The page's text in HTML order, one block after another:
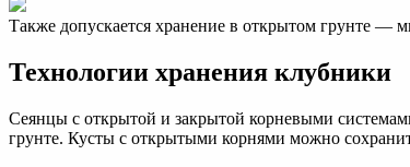
Также допускается хранение в открытом грунте —
Технологии хранения клубники
Сеянцы с открытой и закрытой корневыми
грунте. Кусты с открытыми корнями можно